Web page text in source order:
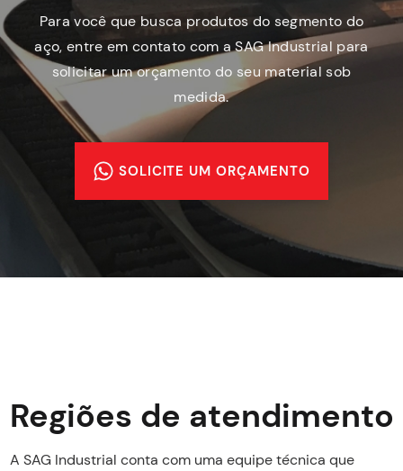
Para você que busca produtos do segmento do
aço, entre em contato com a SAG Industrial para
solicitar um orçamento do seu material sob
medida.
SOLICITE UM ORÇAMENTO
Regiões de atendimento
A SAG Industrial conta com uma equipe técnica que